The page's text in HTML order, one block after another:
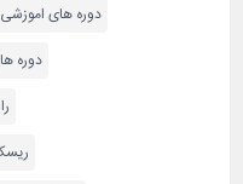
دوره های
دوره